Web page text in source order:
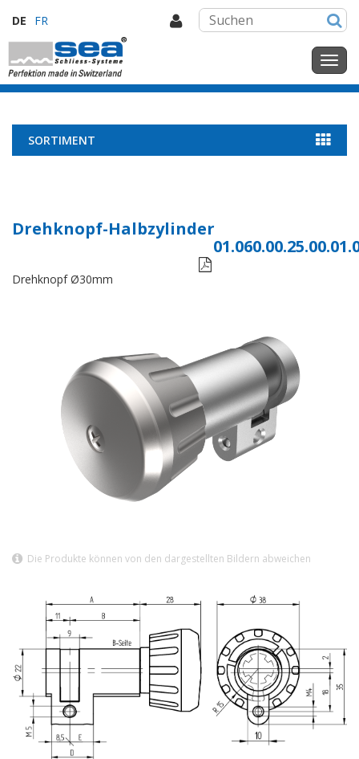
DE FR
SORTIMENT
Drehknopf-Halbzylinder

Drehknopf Ø30mm
Die Produkte können von den dargestellten Bildern abweichen